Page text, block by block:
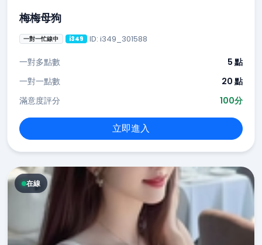
梅梅母狗
一對一忙線中 i349 ID: i349_301588
一對多點數
5 點
一對一點數
20 點
滿意度評分
100分
立即進入
在線